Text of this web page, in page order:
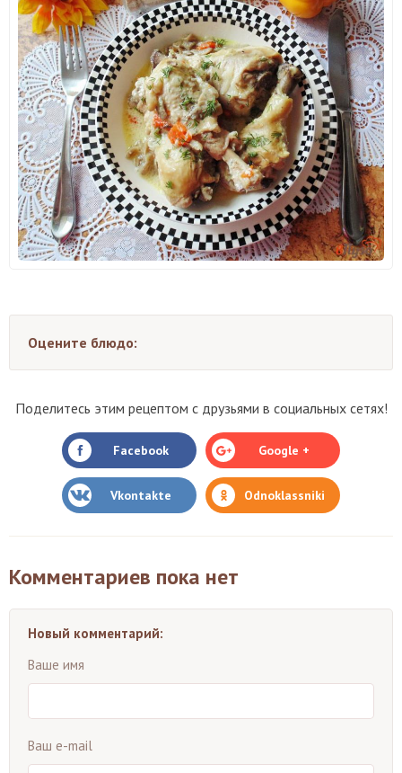
Оцените блюдо:
Поделитесь этим рецептом с друзьями в социальных сетях!
Facebook Google +
Vkontakte Odnoklassniki
Комментариев пока нет
Новый комментарий:
Ваше имя
Ваш e-mail